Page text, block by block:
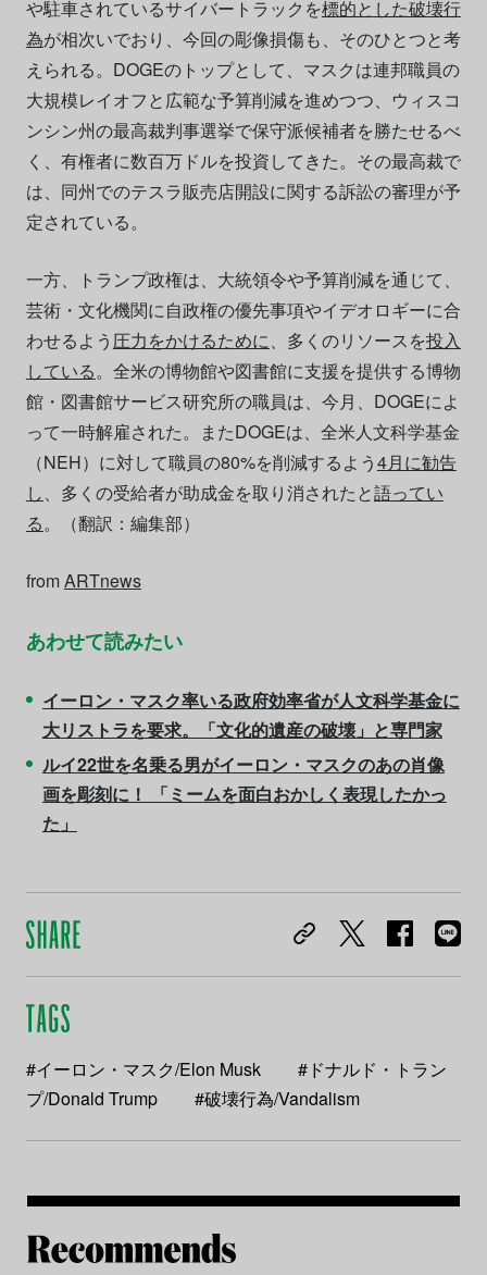
や駐車されているサイバートラックを標的とした破壊行
為が相次いでおり、今回の彫像損傷も、そのひとつと考
えられる。DOGEのトップとして、マスクは連邦職員の
大規模レイオフと広範な予算削減を進めつつ、ウィスコ
ンシン州の最高裁判事選挙で保守派候補者を勝たせるべ
く、有権者に数百万ドルを投資してきた。その最高裁で
は、同州でのテスラ販売店開設に関する訴訟の審理が予
定されている。
一方、トランプ政権は、大統領令や予算削減を通じて、
芸術・文化機関に自政権の優先事項やイデオロギーに合
わせるよう 圧力をかけるために、多くのリソースを投入
している。全米の博物館や図書館に支援を提供する博物
館・図書館サービス研究所の職員は、今月、DOGEによ
って一時解雇された。またDOGEは、全米人文科学基金
（NEH）に対して職員の80%を削減するよう4月に勧告
し、多くの受給者が助成金を取り消されたと語ってい
る。（翻訳：編集部）
fromARTnews
あわせて読みたい
イーロン・マスク率いる政府効率省が人文科学基金に
大リストラを要求。「文化的遺産の破壊」と専門家
ルイ22世を名乗る男がイーロン・マスクのあの肖像
画を彫刻に！ 「ミームを面白おかしく表現したかっ
た」
#イーロン・マスク/Elon Musk
#ドナルド・トラン
プ/Donald Trump
#破壊行為/Vandalism